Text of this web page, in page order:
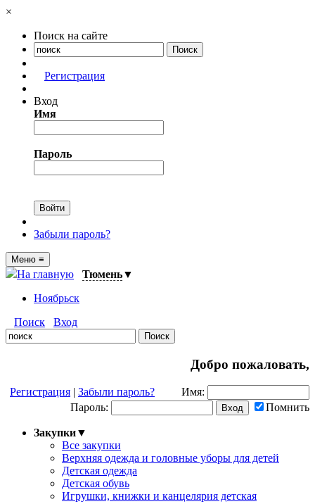
×
Поиск на сайте
Регистрация
Вход
Имя
Пароль
Забыли пароль?
Меню ≡
На главную Тюмень▼
Ноябрьск
Поиск
Вход
Добро пожаловать,
Регистрация | Забыли пароль?
Имя:
Пароль:
Помнить
Закупки▼
Все закупки
Верхняя одежда и головные уборы для детей
Детская одежда
Детская обувь
Игрушки, книжки и канцелярия детская